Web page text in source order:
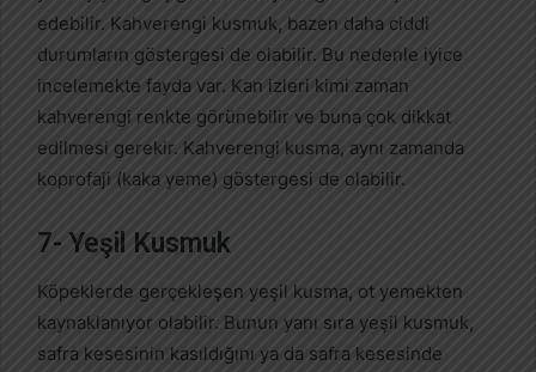
edebilir. Kahverengi kusmuk, bazen daha ciddi
durumların göstergesi de olabilir. Bu nedenle iyice
incelemekte fayda var. Kan izleri kimi zaman
kahverengi renkte görünebilir ve buna çok dikkat
edilmesi gerekir. Kahverengi kusma, aynı zamanda
koprofaji (kaka yeme) göstergesi de olabilir.
7- Yeşil Kusmuk
Köpeklerde gerçekleşen yeşil kusma, ot yemekten
kaynaklanıyor olabilir. Bunun yanı sıra yeşil kusmuk,
safra kesesinin kasıldığını ya da safra kesesinde